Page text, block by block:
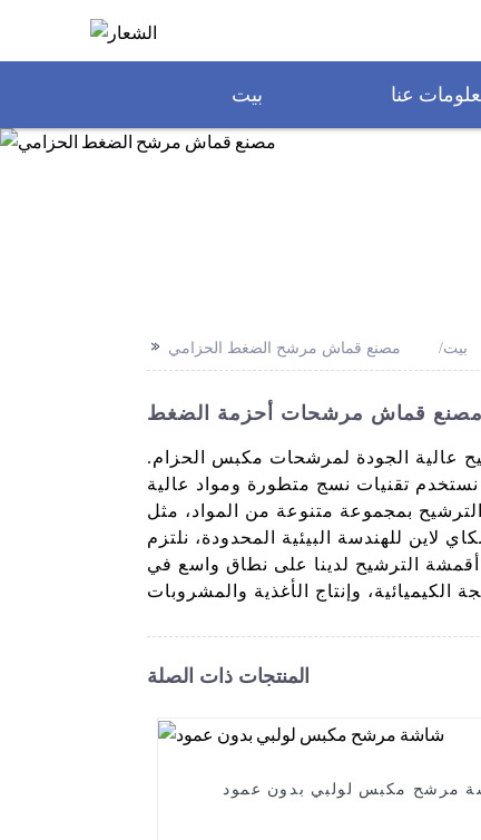
بيت عنا
>> بيت مصنع قماش مرشح الضغط الحزامي
عالية الجودة لمرشحات مكبس الحزام.
تقنيات نسج متطورة ومواد عالية
بمجموعة متنوعة من المواد، مثل
لاين للهندسة البيئية المحدودة، نلتزم
أقمشة الترشيح لدينا على نطاق واسع في
المنتجات ذات الصلة
مرشح مكبس لولبي بدون عمود